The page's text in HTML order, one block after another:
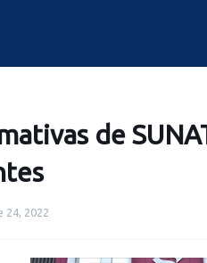
de
24, 2022